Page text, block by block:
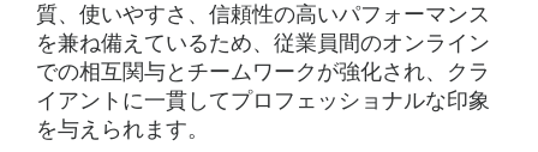
質、使いやすさ、信頼性の高いパフォーマンス
を兼ね備えているため、従業員間のオンライン
での相互関与とチームワークが強化され、クラ
イアントに一貫してプロフェッショナルな印象
を与えられます。